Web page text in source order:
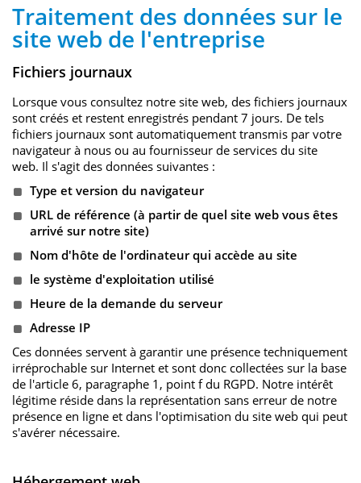
Traitement des données sur le
site web de l'entreprise
Fichiers journaux
Lorsque vous consultez notre site web, des fichiers journaux
sont créés et restent enregistrés pendant 7 jours. De tels
fichiers journaux sont automatiquement transmis par votre
navigateur à nous ou au fournisseur de services du site
web. Il s'agit des données suivantes :
Type et version du navigateur
URL de référence (à partir de quel site web vous êtes
arrivé sur notre site)
Nom d'hôte de l'ordinateur qui accède au site
le système d'exploitation utilisé
Heure de la demande du serveur
Adresse IP
Ces données servent à garantir une présence techniquement
irréprochable sur Internet et sont donc collectées sur la base
de l'article 6, paragraphe 1, point f du RGPD. Notre intérêt
légitime réside dans la représentation sans erreur de notre
présence en ligne et dans l'optimisation du site web qui peut
s'avérer nécessaire.